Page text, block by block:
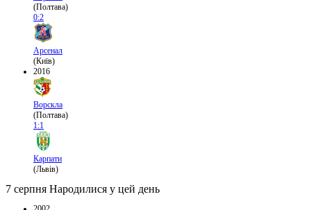
(Полтава)
0:2
Арсенал
(Київ)
2016
Ворскла
(Полтава)
1:1
Карпати
(Львів)
7 серпня Народилися у цей день